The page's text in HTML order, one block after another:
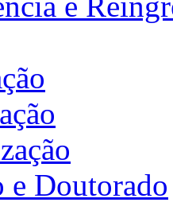
e Doutorado